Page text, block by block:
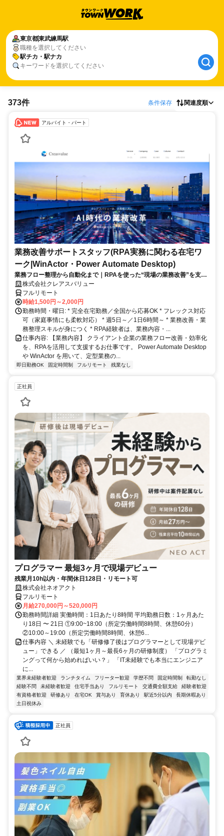
東京都東武練馬駅
職種を選択してください
駅チカ・駅ナカ
キーワードを選択してください
373件 条件保存 関連度順
アルバイト・パート
業務改善サポートスタッフ(RPA実務に関わる在宅ワ
ーク|WinActor・Power Automate Desktop)
業務フロー整理から自動化まで｜RPAを使った“現場の業務改善”を支え
る在宅ワーク｜週5日・1日6時間～
株式会社クレアスバリュー
フルリモート
時給1,500円～2,000円
勤務時間・曜日: * 完全在宅勤務／全国から応募OK * フレックス対応
可（家庭事情にも柔軟対応） * 週5日～／1日6時間～ * 業務改善・業
務整理スキルが身につく * RPA経験者は、業務内容・...
仕事内容: 【業務内容】 クライアント企業の業務フロー改善・効率化
を、RPAを活用して支援するお仕事です。 Power Automate Desktop
や WinActor を用いて、定型業務の...
即日勤務OK 固定時間制 フルリモート 残業なし
正社員
プログラマー 最短3ヶ月で現場デビュー
残業月10h以内・年間休日128日・リモート可
株式会社ネオアクト
フルリモート
月給270,000円～520,000円
勤務時間詳細 実働時間：1日あたり8時間 平均勤務日数：1ヶ月あた
り18日 〜 21日 ①9:00~18:00（所定労働時間8時間、休憩60分）
②10:00～19:00（所定労働時間8時間、休憩6...
仕事内容 ＼ 未経験でも「研修修了後はプログラマーとして現場デビ
ュー」できる ／ （最短1ヶ月～最長6ヶ月の研修制度） 「プログラミ
ングって何から始めればいい？」 「IT未経験でも本当にエンジニア
に...
業界未経験者歓迎 ランチタイム フリーター歓迎 学歴不問 固定時間制
転勤なし
経験不問
未経験者歓迎 住宅手当あり フルリモート 交通費全額支給
経験者歓迎
有資格者歓迎
研修あり 在宅OK 賞与あり 育休あり 駅近5分以内
長期休暇あり
土日祝休み
正社員